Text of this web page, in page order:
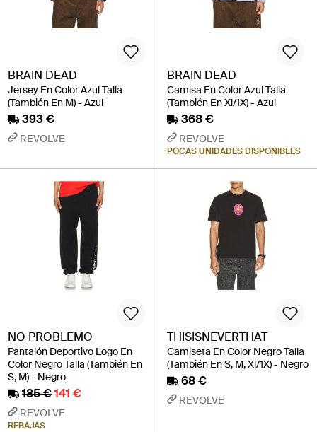
BRAIN DEAD
Jersey En Color Azul Talla
(También En M) - Azul
393 €
REVOLVE
BRAIN DEAD
Camisa En Color Azul Talla
(También En Xl/1X) - Azul
368 €
REVOLVE
POCAS UNIDADES DISPONIBLES
NO PROBLEMO
Pantalón Deportivo Logo En
Color Negro Talla (También En
S, M) - Negro
185 €141 €
REVOLVE
REBAJAS
THISISNEVERTHAT
Camiseta En Color Negro Talla
(También En S, M, Xl/1X) - Negro
68 €
REVOLVE